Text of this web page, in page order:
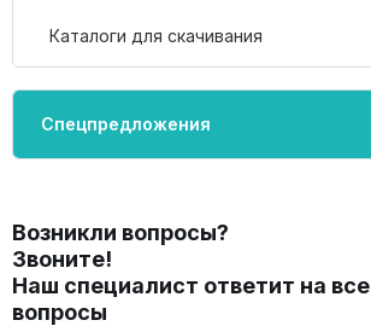
Каталоги для скачивания
Спецпредложения
Возникли вопросы?
Звоните!
Наш специалист ответит на все
вопросы